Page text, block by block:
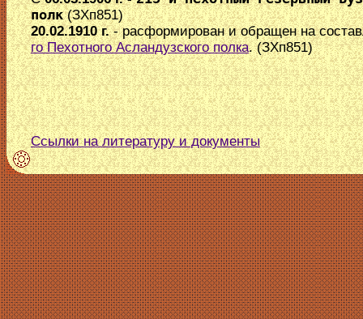
полк(ЗХп851)
20.02.1910 г.- расформирован и обращен на
го Пехотного Асландузского полка. (ЗХп851)
Ссылки на литературу и документы